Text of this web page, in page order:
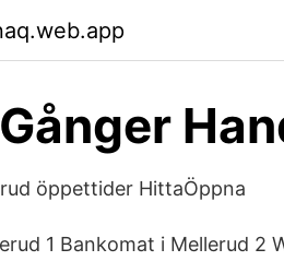
öppettider HittaÖppna
1 Bankomat i Mellerud 2